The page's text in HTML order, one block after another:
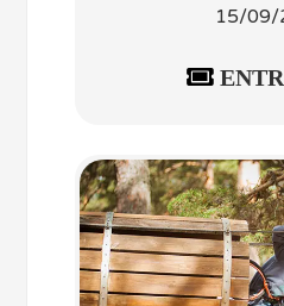
15/09/